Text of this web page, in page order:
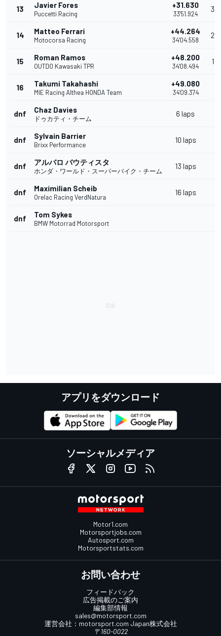
13 Javier Fores
Puccetti Racing
+31.630
33'51.924
3
14 Matteo Ferrari
Motocorsa Racing
+44.264
34'04.558
2
15 Roman Ramos
OUTDO Kawasaki TPR
+48.200
34'08.494
1
16 Takumi Takahashi
MIE Racing Althea HONDA Team
+49.080
34'09.374
dnf Chaz Davies
ドゥカティ・チーム
6 laps
dnf Sylvain Barrier
Brixx Performance
10 laps
dnf アルバロ バウティスタ
ホンダ・ワールド・スーパーバイク・チーム
13 laps
dnf Maximilian Scheib
Orelac Racing VerdNatura
16 laps
dnf Tom Sykes
BMW Motorrad Motorsport
アプリをダウンロード
ソーシャルメディア
Motor1.com
Motorsportjobs.com
Autosport.com
Motorsportstats.com
お問い合わせ
フィードバック
広告掲載のご案内
編集部情報
sales@motorsport.com
運営会社： motorsport.com Japan株式会社
〒160-0022